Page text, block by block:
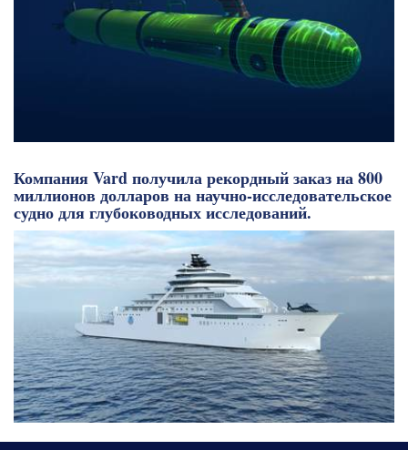
Компания Vard получила рекордный заказ на 800
миллионов долларов на научно-исследовательское
судно для глубоководных исследований.